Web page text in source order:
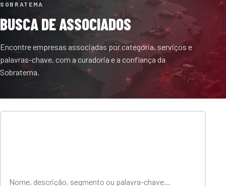
SOBRATEMA
BUSCA DE ASSOCIADOS
Encontre empresas associadas por categoria, serviços e
palavras-chave, com a curadoria e a confiança da
Sobratema.